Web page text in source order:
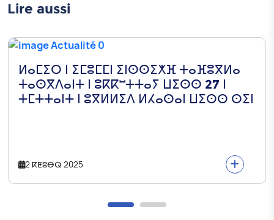
Lire aussi
ⵍⴰⵎⵉⵔ ⵏ ⵉⵎⵓⵎⵎⵏ ⵉⵏⵙⵙⵉⵅⴼ ⵜⴰⴼⵓⴳⵍⴰ
ⵜⴰⵙⴳⴷⴰⵏⵜ ⵏ ⵓⴽⴽⵯⵜⵜⴰⵢ ⵡⵉⵙⵙ 27 ⵏ
ⵜⵎⵜⵜⴰⵏⵜ ⵏ ⵓⴳⵍⵍⵉⴷ ⵍⵃⴰⵙⴰⵏ ⵡⵉⵙⵙ ⵙⵉⵏ
2 ⴽⵟⵓⴱⵕ 2025